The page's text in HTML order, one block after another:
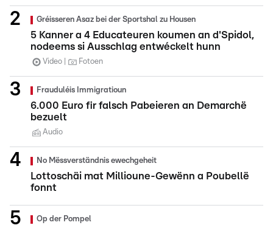
Gréisseren Asaz bei der Sportshal zu Housen
5 Kanner a 4 Educateuren koumen an d'Spidol,
nodeems si Ausschlag entwéckelt hunn
Video Fotoen
Frauduléis Immigratioun
6.000 Euro fir falsch Pabeieren an Demarchë
bezuelt
Audio
No Mëssverständnis ewechgeheit
Lottoschäi mat Millioune-Gewënn a Poubellë
fonnt
Op der Pompel